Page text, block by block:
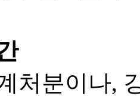
처분이나,